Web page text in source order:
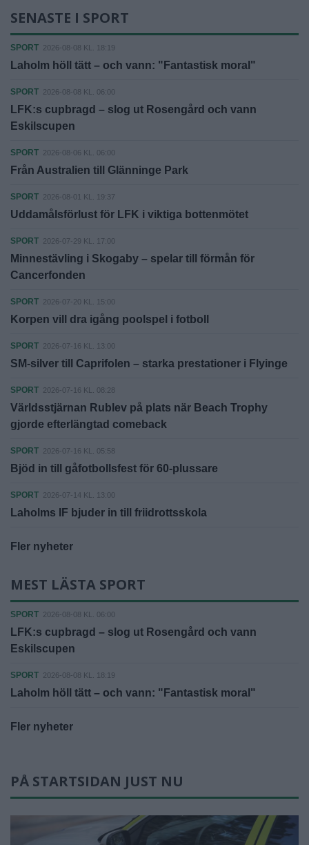
SENASTE I SPORT
SPORT 2026-08-08 KL. 18:19
Laholm höll tätt – och vann: "Fantastisk moral"
SPORT 2026-08-08 KL. 06:00
LFK:s cupbragd – slog ut Rosengård och vann
Eskilscupen
SPORT 2026-08-06 KL. 06:00
Från Australien till Glänninge Park
SPORT 2026-08-01 KL. 19:37
Uddamålsförlust för LFK i viktiga bottenmötet
SPORT 2026-07-29 KL. 17:00
Minnestävling i Skogaby – spelar till förmån för
Cancerfonden
SPORT 2026-07-20 KL. 15:00
Korpen vill dra igång poolspel i fotboll
SPORT 2026-07-16 KL. 13:00
SM-silver till Caprifolen – starka prestationer i Flyinge
SPORT 2026-07-16 KL. 08:28
Världsstjärnan Rublev på plats när Beach Trophy
gjorde efterlängtad comeback
SPORT 2026-07-16 KL. 05:58
Bjöd in till gåfotbollsfest för 60-plussare
SPORT 2026-07-14 KL. 13:00
Laholms IF bjuder in till friidrottsskola
Fler nyheter
MEST LÄSTA SPORT
SPORT 2026-08-08 KL. 06:00
LFK:s cupbragd – slog ut Rosengård och vann
Eskilscupen
SPORT 2026-08-08 KL. 18:19
Laholm höll tätt – och vann: "Fantastisk moral"
Fler nyheter
PÅ STARTSIDAN JUST NU